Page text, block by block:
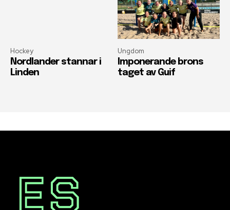
Hockey
Nordlander stannar i
Linden
Ungdom
Imponerande brons
taget av Guif